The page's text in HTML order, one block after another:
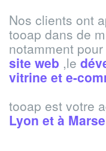
Nos clients ont
tooap dans de
notamment
site web ,le
vitrine et e-
tooap est votre
Lyon et à